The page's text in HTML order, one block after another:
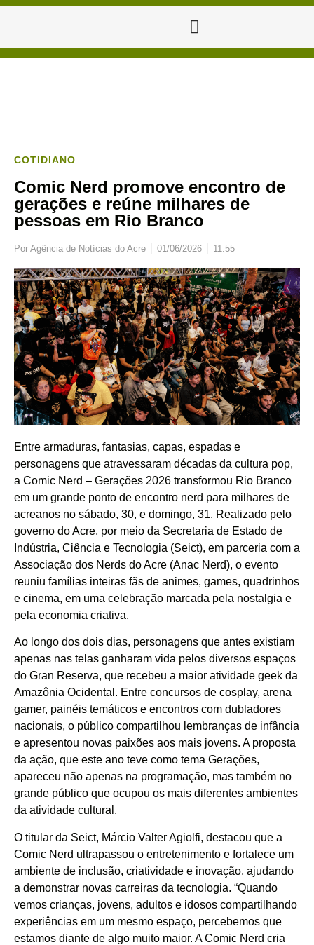
COTIDIANO
Comic Nerd promove encontro de
gerações e reúne milhares de
pessoas em Rio Branco
Por Agência de Notícias do Acre 01/06/2026 11:55
Entre armaduras, fantasias, capas, espadas e
personagens que atravessaram décadas da cultura pop,
a Comic Nerd – Gerações 2026 transformou Rio Branco
em um grande ponto de encontro nerd para milhares de
acreanos no sábado, 30, e domingo, 31. Realizado pelo
governo do Acre, por meio da Secretaria de Estado de
Indústria, Ciência e Tecnologia (Seict), em parceria com a
Associação dos Nerds do Acre (Anac Nerd), o evento
reuniu famílias inteiras fãs de animes, games, quadrinhos
e cinema, em uma celebração marcada pela nostalgia e
pela economia criativa.
Ao longo dos dois dias, personagens que antes existiam
apenas nas telas ganharam vida pelos diversos espaços
do Gran Reserva, que recebeu a maior atividade geek da
Amazônia Ocidental. Entre concursos de cosplay, arena
gamer, painéis temáticos e encontros com dubladores
nacionais, o público compartilhou lembranças de infância
e apresentou novas paixões aos mais jovens. A proposta
da ação, que este ano teve como tema Gerações,
apareceu não apenas na programação, mas também no
grande público que ocupou os mais diferentes ambientes
da atividade cultural.
O titular da Seict, Márcio Valter Agiolfi, destacou que a
Comic Nerd ultrapassou o entretenimento e fortalece um
ambiente de inclusão, criatividade e inovação, ajudando
a demonstrar novas carreiras da tecnologia. “Quando
vemos crianças, jovens, adultos e idosos compartilhando
experiências em um mesmo espaço, percebemos que
estamos diante de algo muito maior. A Comic Nerd cria